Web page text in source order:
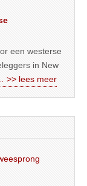
een westerse
in New
… >> lees meer
tweesprong